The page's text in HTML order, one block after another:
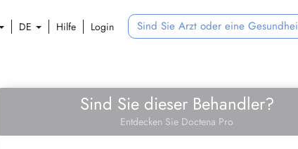
DE Hilfe Login Sind Sie Arzt oder eine
Sind Sie dieser Behandler?
Entdecken Sie Doctena Pro